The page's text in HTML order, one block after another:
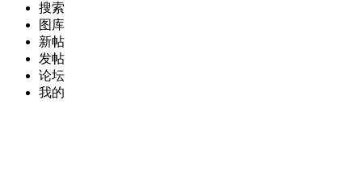
搜索
图库
新帖
发帖
论坛
我的